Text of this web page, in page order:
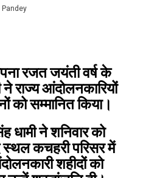
रजत जयंती वर्ष के
राज्य आंदोलनकारियों
को सम्मानित किया।
धामी ने शनिवार को
स्थल कचहरी परिसर में
शहीदों को